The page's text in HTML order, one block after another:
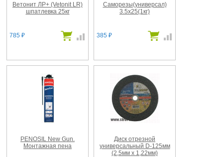
Ветонит ЛР+ (Vetonit LR)
шпатлевка 25кг
785 ₽
Саморезы(универсал)
3.5x25(1кг)
385 ₽
PENOSIL New Gun.
Монтажная пена
Диск отрезной
универсальный D-125мм
(2,5мм х 1,22мм)